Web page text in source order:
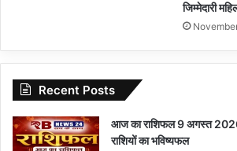
जिम्मेदारी
Recent Posts
आज का राशिफल 9 अगस्त
राशियों का भविष्यफल